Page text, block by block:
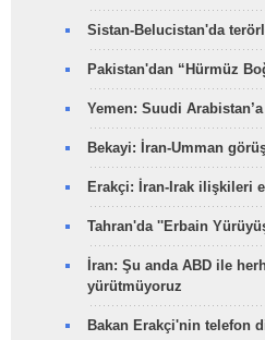
Sistan-Belucistan'da
Pakistan'dan “Hürmüz
Yemen: Suudi
Bekayi: İran-Umman
Erakçi: İran-Irak ilişkileri
Tahran'da ''Erbain
İran: Şu anda ABD ile
yürütmüyoruz
Bakan Erakçi'nin telefon